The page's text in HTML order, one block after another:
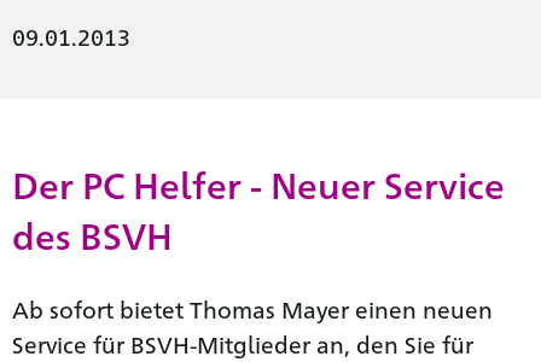
09.01.2013
Der PC Helfer - Neuer Service
des BSVH
Ab sofort bietet Thomas Mayer einen neuen
Service für BSVH-Mitglieder an, den Sie für